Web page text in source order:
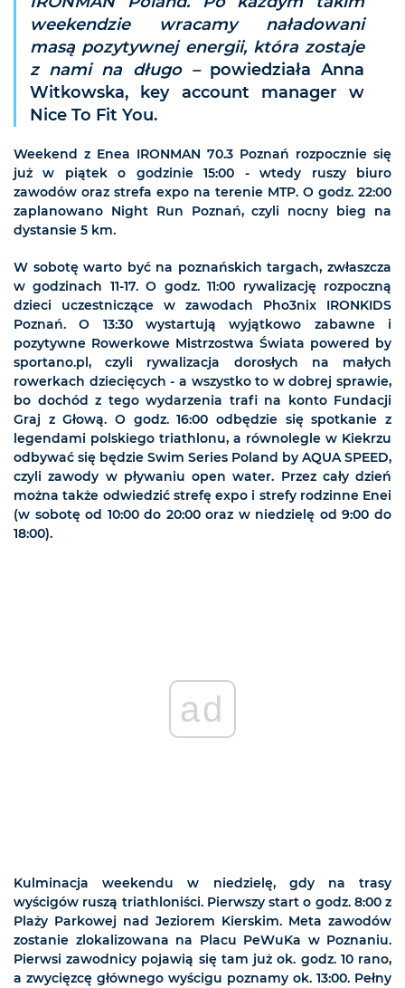
weekendzie wracamy naładowani
masą pozytywnej energii, która zostaje
z nami na długo –powiedziała Anna
Witkowska, key account manager w
Nice To Fit You.
Weekend z Enea IRONMAN 70.3 Poznań rozpocznie się
już w piątek o godzinie 15:00 - wtedy ruszy biuro
zawodów oraz strefa expo na terenie MTP. O godz. 22:00
zaplanowano Night Run Poznań, czyli nocny bieg na
dystansie 5 km.
W sobotę warto być na poznańskich targach, zwłaszcza
w godzinach 11-17. O godz. 11:00 rywalizację rozpoczną
dzieci uczestniczące w zawodach Pho3nix IRONKIDS
Poznań. O 13:30 wystartują wyjątkowo zabawne i
pozytywne Rowerkowe Mistrzostwa Świata powered by
sportano.pl, czyli rywalizacja dorosłych na małych
rowerkach dziecięcych - a wszystko to w dobrej sprawie,
bo dochód z tego wydarzenia trafi na konto Fundacji
Graj z Głową. O godz. 16:00 odbędzie się spotkanie z
legendami polskiego triathlonu, a równolegle w Kiekrzu
odbywać się będzie Swim Series Poland by AQUA SPEED,
czyli zawody w pływaniu open water. Przez cały dzień
można także odwiedzić strefę expo i strefy rodzinne Enei
(w sobotę od 10:00 do 20:00 oraz w niedzielę od 9:00 do
18:00).
ad
Kulminacja weekendu w niedzielę, gdy na trasy
wyścigów ruszą triathloniści. Pierwszy start o godz. 8:00 z
Plaży Parkowej nad Jeziorem Kierskim. Meta zawodów
zostanie zlokalizowana na Placu PeWuKa w Poznaniu.
Pierwsi zawodnicy pojawią się tam już ok. godz. 10 rano,
a zwycięzcę głównego wyścigu poznamy ok. 13:00. Pełny